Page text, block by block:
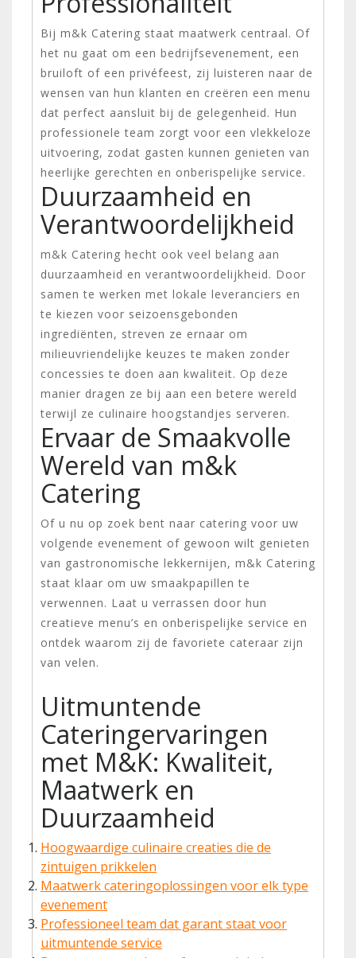
Bij m&k Catering staat maatwerk centraal. Of
het nu gaat om een bedrijfsevenement, een
bruiloft of een privéfeest, zij luisteren naar de
wensen van hun klanten en creëren een menu
dat perfect aansluit bij de gelegenheid. Hun
professionele team zorgt voor een vlekkeloze
uitvoering, zodat gasten kunnen genieten van
heerlijke gerechten en onberispelijke service.
Duurzaamheid en
Verantwoordelijkheid
m&k Catering hecht ook veel belang aan
duurzaamheid en verantwoordelijkheid. Door
samen te werken met lokale leveranciers en
te kiezen voor seizoensgebonden
ingrediënten, streven ze ernaar om
milieuvriendelijke keuzes te maken zonder
concessies te doen aan kwaliteit. Op deze
manier dragen ze bij aan een betere wereld
terwijl ze culinaire hoogstandjes serveren.
Ervaar de Smaakvolle
Wereld van m&k
Catering
Of u nu op zoek bent naar catering voor uw
volgende evenement of gewoon wilt genieten
van gastronomische lekkernijen, m&k Catering
staat klaar om uw smaakpapillen te
verwennen. Laat u verrassen door hun
creatieve menu’s en onberispelijke service en
ontdek waarom zij de favoriete cateraar zijn
van velen.
Uitmuntende
Cateringervaringen
met M&K: Kwaliteit,
Maatwerk en
Duurzaamheid
Hoogwaardige culinaire creaties die de
zintuigen prikkelen
Maatwerk cateringoplossingen voor elk type
evenement
Professioneel team dat garant staat voor
uitmuntende service